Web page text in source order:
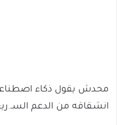
محدش يقول ذكاء
انشقاقه من الدعم